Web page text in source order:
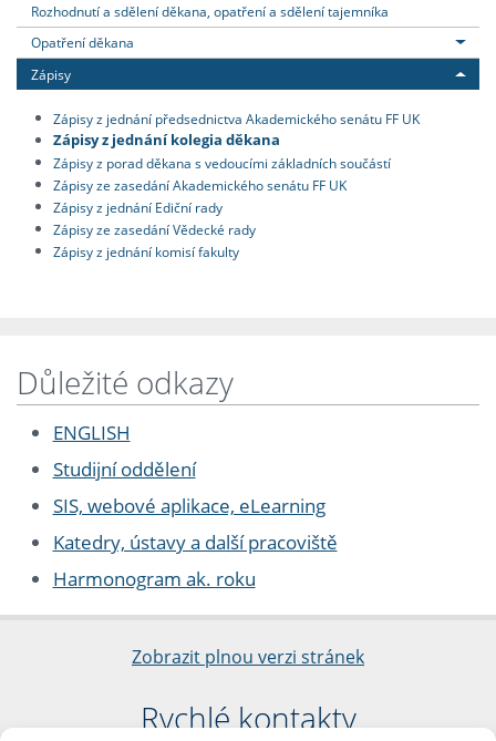
Rozhodnutí a sdělení děkana, opatření a sdělení tajemníka
Opatření děkana
Zápisy
Zápisy z jednání předsednictva Akademického senátu FF UK
Zápisy z jednání kolegia děkana
Zápisy z porad děkana s vedoucími základních součástí
Zápisy ze zasedání Akademického senátu FF UK
Zápisy z jednání Ediční rady
Zápisy ze zasedání Vědecké rady
Zápisy z jednání komisí fakulty
Důležité odkazy
ENGLISH
Studijní oddělení
SIS, webové aplikace, eLearning
Katedry, ústavy a další pracoviště
Harmonogram ak. roku
Zobrazit plnou verzi stránek
Rychlé kontakty